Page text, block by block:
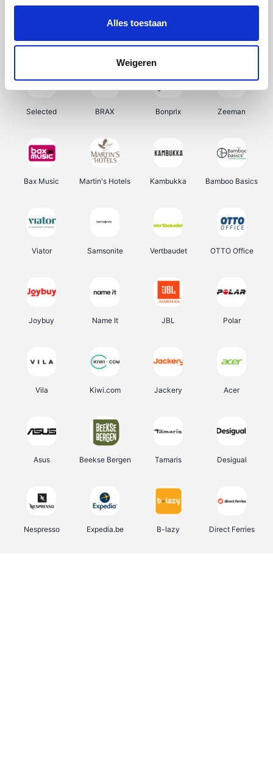
Alles toestaan
Weigeren
Samsung My Jewellery Delonghi Tennis Point
Selected BRAX Bonprix Zeeman
Bax Music Martin's Hotels Kambukka Bamboo Basics
Viator Samsonite Vertbaudet OTTO Office
Joybuy Name It JBL Polar
Vila Kiwi.com Jackery Acer
Asus Beekse Bergen Tamaris Desigual
Nespresso Expedia.be B-lazy Direct Ferries